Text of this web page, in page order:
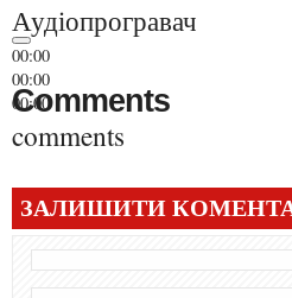
Аудіопрогравач
00:00
00:00
00:00
Comments
comments
ЗАЛИШИТИ